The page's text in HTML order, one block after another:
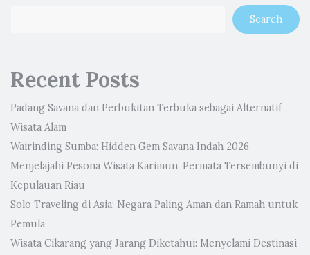
Search
Recent Posts
Padang Savana dan Perbukitan Terbuka sebagai Alternatif
Wisata Alam
Wairinding Sumba: Hidden Gem Savana Indah 2026
Menjelajahi Pesona Wisata Karimun, Permata Tersembunyi di
Kepulauan Riau
Solo Traveling di Asia: Negara Paling Aman dan Ramah untuk
Pemula
Wisata Cikarang yang Jarang Diketahui: Menyelami Destinasi